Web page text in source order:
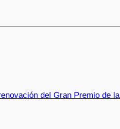
del Gran Premio de